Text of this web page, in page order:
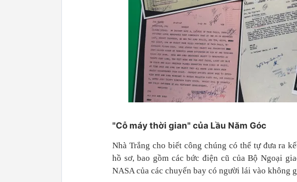
"Cỗ máy thời gian" của Lầu Năm Góc
Nhà Trắng cho biết công chúng có thể tự đưa ra
hồ sơ, bao gồm các bức điện cũ của Bộ Ngoại
NASA của các chuyến bay có người lái vào không